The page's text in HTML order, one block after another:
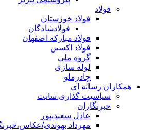
فولاد
فولاد خوزستان
فولادشادگان
فولاد مبارکه اصفهان
فولاد اکسین
گروه ملی
لوله سازی
چادرملو
همکاران رسانه ای
سیاسیت گذاری سایت
خبرنگاران
عادل سعیدیپور
مهرداد بهوندی/